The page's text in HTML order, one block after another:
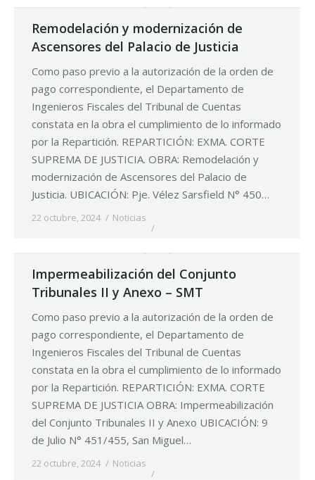
Remodelación y modernización de
Ascensores del Palacio de Justicia
Como paso previo a la autorización de la orden de
pago correspondiente, el Departamento de
Ingenieros Fiscales del Tribunal de Cuentas
constata en la obra el cumplimiento de lo informado
por la Repartición. REPARTICIÓN: EXMA. CORTE
SUPREMA DE JUSTICIA. OBRA: Remodelación y
modernización de Ascensores del Palacio de
Justicia. UBICACIÓN: Pje. Vélez Sarsfield N° 450…
22 octubre, 2024 Noticias
Impermeabilización del Conjunto
Tribunales II y Anexo – SMT
Como paso previo a la autorización de la orden de
pago correspondiente, el Departamento de
Ingenieros Fiscales del Tribunal de Cuentas
constata en la obra el cumplimiento de lo informado
por la Repartición. REPARTICIÓN: EXMA. CORTE
SUPREMA DE JUSTICIA OBRA: Impermeabilización
del Conjunto Tribunales II y Anexo UBICACIÓN: 9
de Julio N° 451/455, San Miguel…
22 octubre, 2024 Noticias